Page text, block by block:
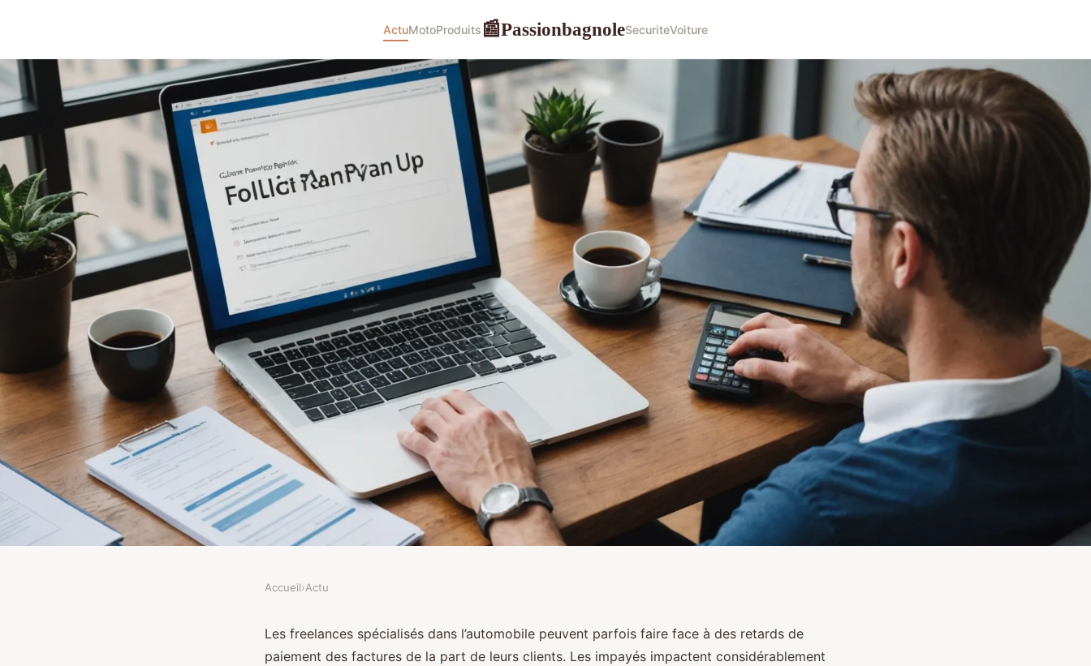
ActuMotoProduits 📰PassionbagnoleSecuriteVoiture
Relance de paiement en freelance :
Accueil›Actu
Les freelances spécialisés dans l’automobile peuvent parfois faire face à des retards de
paiement des factures de la part de leurs clients. Les impayés impactent considérablement